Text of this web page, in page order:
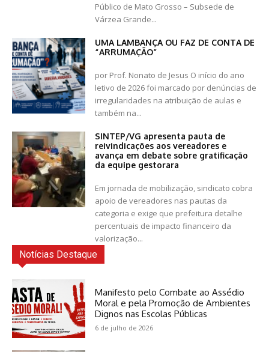
Público de Mato Grosso – Subsede de
Várzea Grande...
UMA LAMBANÇA OU FAZ DE CONTA DE
“ARRUMAÇÃO”
por Prof. Nonato de Jesus O início do ano
letivo de 2026 foi marcado por denúncias de
irregularidades na atribuição de aulas e
também na...
SINTEP/VG apresenta pauta de
reivindicações aos vereadores e
avança em debate sobre gratificação
da equipe gestorara
Em jornada de mobilização, sindicato cobra
apoio de vereadores nas pautas da
categoria e exige que prefeitura detalhe
percentuais de impacto financeiro da
valorização...
Notícias Destaque
Manifesto pelo Combate ao Assédio
Moral e pela Promoção de Ambientes
Dignos nas Escolas Públicas
6 de julho de 2026